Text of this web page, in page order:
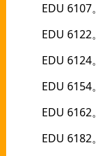
EDU 6107。
EDU 6122。
EDU 6124。
EDU 6154。
EDU 6162。
EDU 6182。